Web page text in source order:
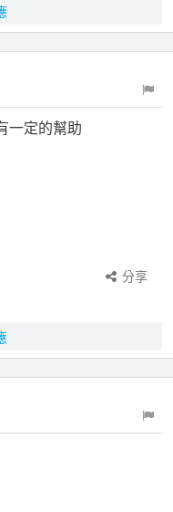
一定的幫助
分享